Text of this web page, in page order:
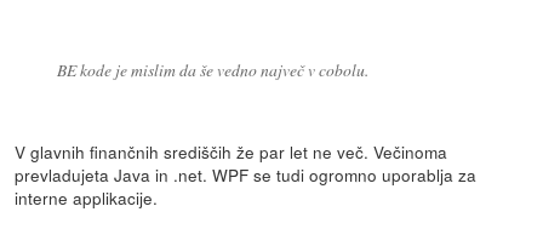
BE kode je mislim da še vedno največ v cobolu.
V glavnih finančnih središčih že par let ne več. Večinoma
prevladujeta Java in .net. WPF se tudi ogromno uporablja za
interne applikacije.